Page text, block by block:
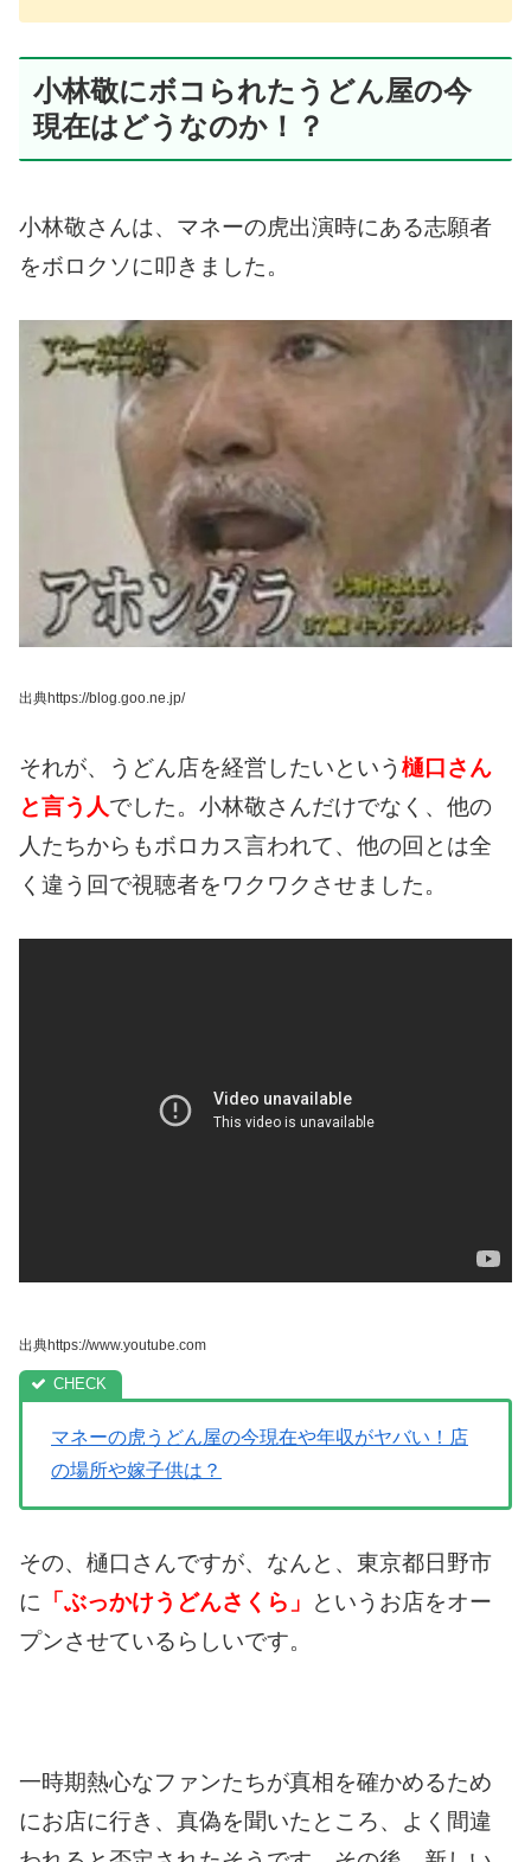
小林敬にボコられたうどん屋の今
現在はどうなのか！？
小林敬さんは、マネーの虎出演時にある志願者
をボロクソに叩きました。
出典https://blog.goo.ne.jp/
それが、うどん店を経営したいという 樋口さん
と言う人でした。 小林敬さんだけでなく、他の
人たちからもボロカス言われて、他の回とは全
く違う回で視聴者をワクワクさせました。
出典https://www.youtube.com
マネーの虎うどん屋の今現在や年収がヤバい！店
の場所や嫁子供は？
その、樋口さんですが、なんと、東京都日野市
に 「ぶっかけうどんさくら」
というお店をオー
プンさせているらしいです。
一時期熱心なファンたちが真相を確かめるため
にお店に行き、真偽を聞いたところ、よく間違